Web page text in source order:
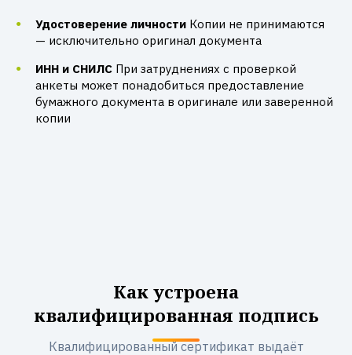
Удостоверение личности Копии не принимаются
— исключительно оригинал документа
ИНН и СНИЛС При затруднениях с проверкой
анкеты может понадобиться предоставление
бумажного документа в оригинале или заверенной
копии
Как устроена
квалифицированная подпись
Квалифицированный сертификат выдаёт